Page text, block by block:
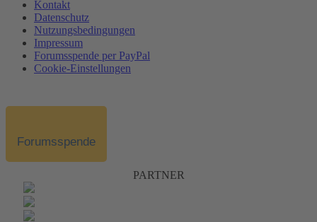
Kontakt
Datenschutz
Nutzungsbedingungen
Impressum
Forumsspende per PayPal
Cookie-Einstellungen
Forumsspende
PARTNER